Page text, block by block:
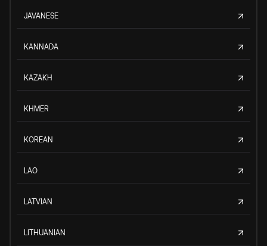
JAVANESE
KANNADA
KAZAKH
KHMER
KOREAN
LAO
LATVIAN
LITHUANIAN